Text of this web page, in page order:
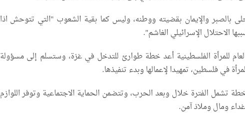
بالصبر والإيمان بقضيته ووطنه، وليس كما بقية الشعوب "التي تتوحش اذا
الاحتلال الإسرائيلي الغاشم".
للمرأة الفلسطينية أعد خطة طوارئ للتدخل في غزة، وستسلم إلى مسؤولة
في فلسطين، تمهيدا لإعمالها وبدء تنفيذها.
تشمل الفترة خلال وبعد الحرب، وتتضمن الحماية الاجتماعية وتوفر اللوازم
ومال وملاذ آمن.